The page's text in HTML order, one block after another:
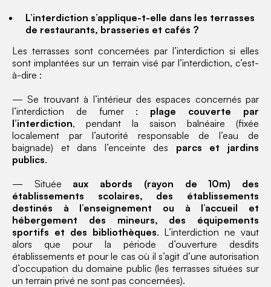
L’interdiction s’applique-t-elle dans les terrasses
de restaurants, brasseries et cafés ?
Les terrasses sont concernées par l’interdiction si elles
sont implantées sur un terrain visé par l’interdiction, c’est-
à-dire :
— Se trouvant à l’intérieur des espaces concernés par
l’interdiction de fumer : plage couverte par
l’interdiction, pendant la saison balnéaire (fixée
localement par l’autorité responsable de l’eau de
baignade) et dans l’enceinte des parcs et jardins
publics.
— Située aux abords (rayon de 10m) des
établissements scolaires, des établissements
destinés à l’enseignement ou à l’accueil et
hébergement des mineurs, des équipements
sportifs et des bibliothèques. L’interdiction ne vaut
alors que pour la période d’ouverture desdits
établissements et pour le cas où il s’agit d’une autorisation
d’occupation du domaine public (les terrasses situées sur
un terrain privé ne sont pas concernées).